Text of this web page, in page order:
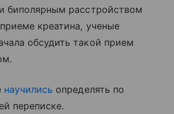
биполярным расстройством
креатина, ученые
обсудить такой прием
научились определять по
переписке.